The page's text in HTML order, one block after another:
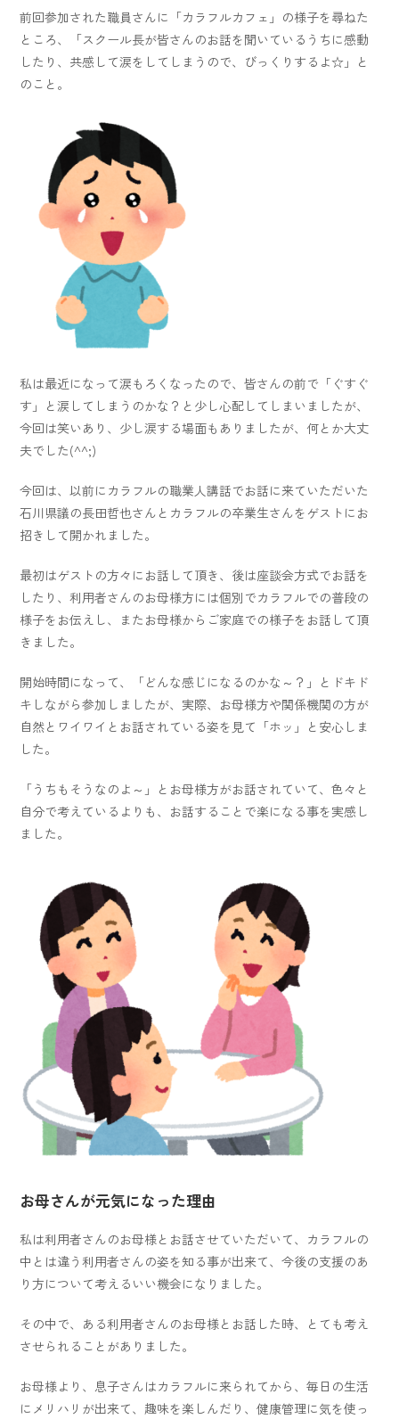
前回参加された職員さんに「カラフルカフェ」の様子を尋ねた
ところ、「スクール長が皆さんのお話を聞いているうちに感動
したり、共感して涙をしてしまうので、びっくりするよ☆」と
のこと。
私は最近になって涙もろくなったので、皆さんの前で「ぐすぐ
す」と涙してしまうのかな？と少し心配してしまいましたが、
今回は笑いあり、少し涙する場面もありましたが、何とか大丈
夫でした(^^;)
今回は、以前にカラフルの職業人講話でお話に来ていただいた
石川県議の長田哲也さんとカラフルの卒業生さんをゲストにお
招きして開かれました。
最初はゲストの方々にお話して頂き、後は座談会方式でお話を
したり、利用者さんのお母様方には個別でカラフルでの普段の
様子をお伝えし、またお母様からご家庭での様子をお話して頂
きました。
開始時間になって、「どんな感じになるのかな～？」とドキド
キしながら参加しましたが、実際、お母様方や関係機関の方が
自然とワイワイとお話されている姿を見て「ホッ」と安心しま
した。
「うちもそうなのよ～」とお母様方がお話されていて、色々と
自分で考えているよりも、お話することで楽になる事を実感し
ました。
お母さんが元気になった理由
私は利用者さんのお母様とお話させていただいて、カラフルの
中とは違う利用者さんの姿を知る事が出来て、今後の支援のあ
り方について考えるいい機会になりました。
その中で、ある利用者さんのお母様とお話した時、とても考え
させられることがありました。
お母様より、息子さんはカラフルに来られてから、毎日の生活
にメリハリが出来て、趣味を楽しんだり、健康管理に気を使っ